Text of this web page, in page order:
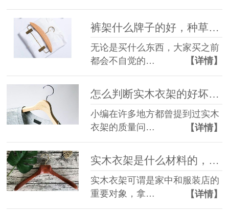
裤架什么牌子的好，种草达人告诉你【华恩】
无论是买什么东西，大家买之前
都会不自觉的…
【详情】
怎么判断实木衣架的好坏，不损伤衣物一分一毫【华恩】
小编在许多地方都曾提到过实木
衣架的质量问…
【详情】
实木衣架是什么材料的，什么材料好？【华恩】
实木衣架可谓是家中和服装店的
重要对象，拿…
【详情】